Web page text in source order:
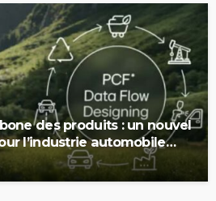
des produits : un nouvel
l’industrie automobile